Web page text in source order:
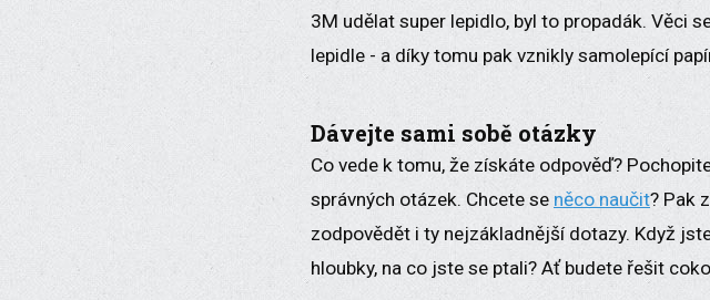
3M udělat super lepidlo, byl to propadák. Věci
lepidle - a díky tomu pak vznikly samolepící
Dávejte sami sobě otázky
Co vede k tomu, že získáte odpověď?
správných otázek. Chcete se něco naučit? Pak
zodpovědět i ty nejzákladnější dotazy. Když
hloubky, na co jste se ptali? Ať budete řešit